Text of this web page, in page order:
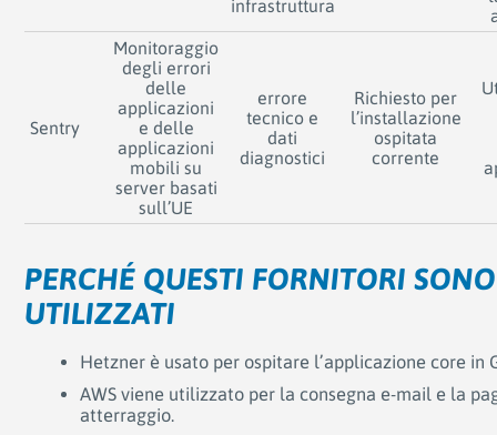
infrastruttura
Sentry
Monitoraggio
degli errori
delle
applicazioni
e delle
applicazioni
mobili su
server basati
sull’UE
errore
tecnico e
dati
diagnostici
Richiesto per
l’installazione
ospitata
corrente
PERCHÉ QUESTI FORNITORI SONO
UTILIZZATI
Hetzner è usato per ospitare l’applicazione core in
AWS viene utilizzato per la consegna e-mail e la
atterraggio.